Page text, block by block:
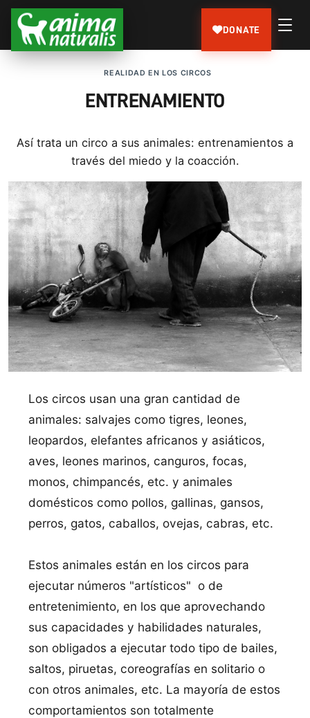
DONATE
REALIDAD EN LOS CIRCOS
ENTRENAMIENTO
Así trata un circo a sus animales: entrenamientos a
través del miedo y la coacción.
Los circos usan una gran cantidad de
animales: salvajes como tigres, leones,
leopardos, elefantes africanos y asiáticos,
aves, leones marinos, canguros, focas,
monos, chimpancés, etc. y animales
domésticos como pollos, gallinas, gansos,
perros, gatos, caballos, ovejas, cabras, etc.
Estos animales están en los circos para
ejecutar números "artísticos" o de
entretenimiento, en los que aprovechando
sus capacidades y habilidades naturales,
son obligados a ejecutar todo tipo de bailes,
saltos, piruetas, coreografías en solitario o
con otros animales, etc. La mayoría de estos
comportamientos son totalmente